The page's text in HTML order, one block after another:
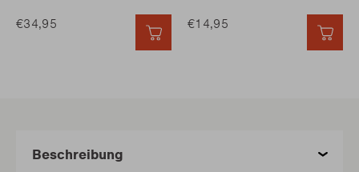
€34,95 €14,95